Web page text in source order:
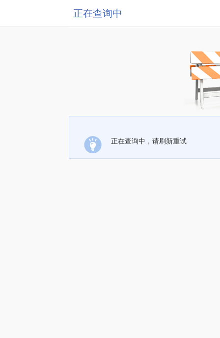
正在查询中
正在查询中，请刷新重试